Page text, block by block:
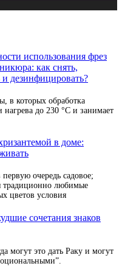
использования фрез
как снять,
и дезинфицировать?
в которых обработка
до 230 °С и занимает
в доме:
очередь садовое;
традиционно любимые
цветов условия
сочетания знаков
могут это дать Раку и могут